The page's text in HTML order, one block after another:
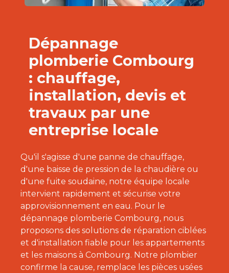
Dépannage
plomberie Combourg
: chauffage,
installation, devis et
travaux par une
entreprise locale
Qu'il s'agisse d'une panne de chauffage,
d'une baisse de pression de la chaudière ou
d'une fuite soudaine, notre équipe locale
intervient rapidement et sécurise votre
approvisionnement en eau. Pour le
dépannage plomberie Combourg, nous
proposons des solutions de réparation ciblées
et d'installation fiable pour les appartements
et les maisons à Combourg. Notre plombier
confirme la cause, remplace les pièces usées